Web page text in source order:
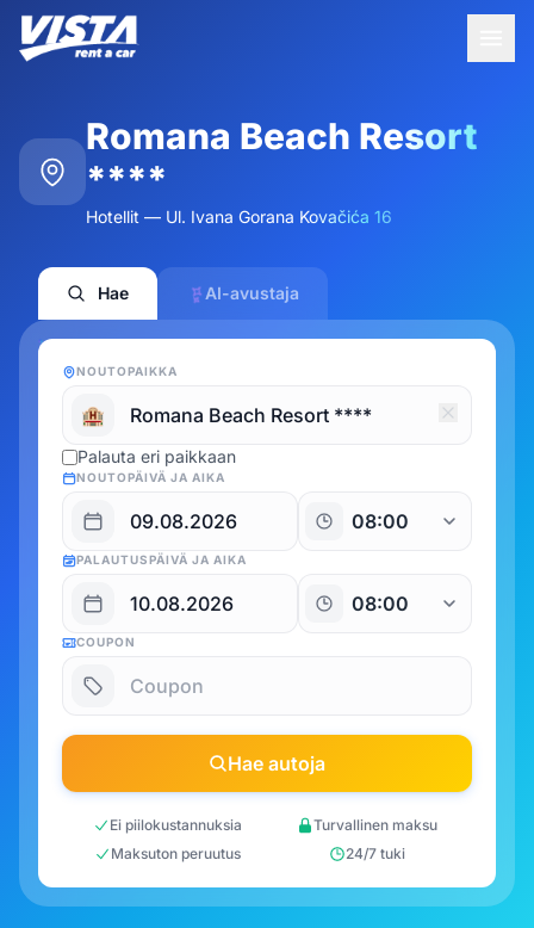
Romana Beach Resort
****
Hotellit — Ul. Ivana Gorana Kovačića 16
Hae AI-avustaja
NOUTOPAIKKA
🏨
Palauta eri paikkaan
NOUTOPÄIVÄ JA AIKA
PALAUTUSPÄIVÄ JA AIKA
COUPON
Hae autoja
Ei piilokustannuksia
Turvallinen maksu
Maksuton peruutus
24/7 tuki